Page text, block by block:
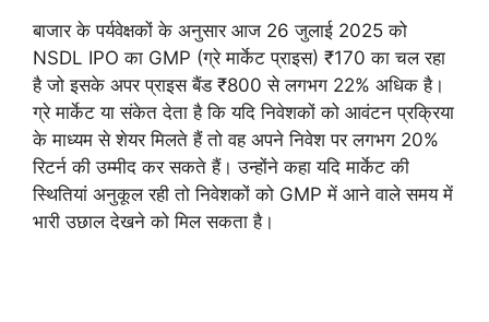
बाजार के पर्यवेक्षकों के अनुसार आज 26 जुलाई 2025 को
NSDL IPO का GMP (ग्रे मार्केट प्राइस) ₹170 का चल रहा
है जो इसके अपर प्राइस बैंड ₹800 से लगभग 22% अधिक है।
ग्रे मार्केट या संकेत देता है कि यदि निवेशकों को आवंटन प्रक्रिया
के माध्यम से शेयर मिलते हैं तो वह अपने निवेश पर लगभग 20%
रिटर्न की उम्मीद कर सकते हैं। उन्होंने कहा यदि मार्केट की
स्थितियां अनुकूल रही तो निवेशकों को GMP में आने वाले समय में
भारी उछाल देखने को मिल सकता है।